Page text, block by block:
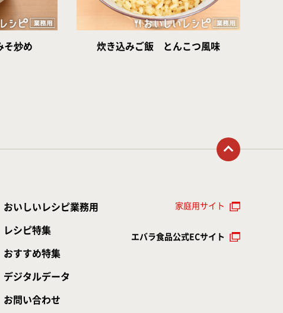
そ炒め 炊き込みご飯 とんこつ風味
トップに戻る
おいしいレシピ業務用
レシピ特集
おすすめ特集
デジタルデータ
お問い合わせ
家庭用サイト
エバラ食品公式ECサイト